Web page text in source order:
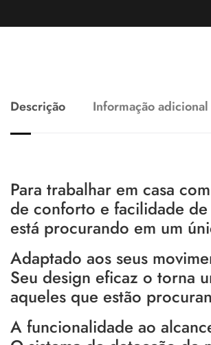
Descrição Informação adicional
Para trabalhar em casa
de conforto e facilidade
está procurando em um
Adaptado aos seus
Seu design eficaz o torna
aqueles que estão
A funcionalidade ao